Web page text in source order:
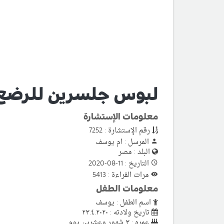
لبوس جلسرين للرضع 3
معلومات الإستشارة
رقم الإستشارة : 7252
المرسل : ام يوسف
البلد : مصر
التاريخ : 11-08-2020
مرات القراءة : 5413
معلومات الطفل
اسم الطفل : يوسف
تاريخ ولادته : ٢٣.٤.٢٠٢٠